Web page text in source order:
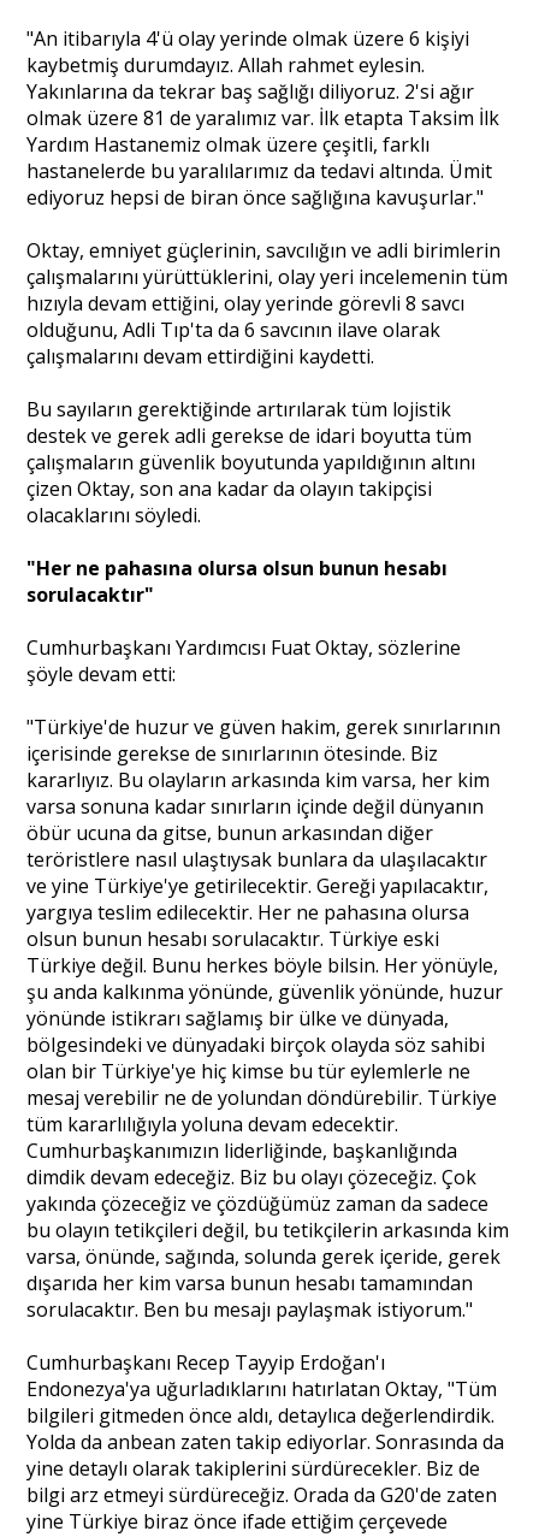
"An itibarıyla 4'ü olay yerinde olmak üzere 6 kişiyi
kaybetmiş durumdayız. Allah rahmet eylesin.
Yakınlarına da tekrar baş sağlığı diliyoruz. 2'si ağır
olmak üzere 81 de yaralımız var. İlk etapta Taksim İlk
Yardım Hastanemiz olmak üzere çeşitli, farklı
hastanelerde bu yaralılarımız da tedavi altında. Ümit
ediyoruz hepsi de biran önce sağlığına kavuşurlar."
Oktay, emniyet güçlerinin, savcılığın ve adli birimlerin
çalışmalarını yürüttüklerini, olay yeri incelemenin tüm
hızıyla devam ettiğini, olay yerinde görevli 8 savcı
olduğunu, Adli Tıp'ta da 6 savcının ilave olarak
çalışmalarını devam ettirdiğini kaydetti.
Bu sayıların gerektiğinde artırılarak tüm lojistik
destek ve gerek adli gerekse de idari boyutta tüm
çalışmaların güvenlik boyutunda yapıldığının altını
çizen Oktay, son ana kadar da olayın takipçisi
olacaklarını söyledi.
"Her ne pahasına olursa olsun bunun hesabı
sorulacaktır"
Cumhurbaşkanı Yardımcısı Fuat Oktay, sözlerine
şöyle devam etti:
"Türkiye'de huzur ve güven hakim, gerek sınırlarının
içerisinde gerekse de sınırlarının ötesinde. Biz
kararlıyız. Bu olayların arkasında kim varsa, her kim
varsa sonuna kadar sınırların içinde değil dünyanın
öbür ucuna da gitse, bunun arkasından diğer
teröristlere nasıl ulaştıysak bunlara da ulaşılacaktır
ve yine Türkiye'ye getirilecektir. Gereği yapılacaktır,
yargıya teslim edilecektir. Her ne pahasına olursa
olsun bunun hesabı sorulacaktır. Türkiye eski
Türkiye değil. Bunu herkes böyle bilsin. Her yönüyle,
şu anda kalkınma yönünde, güvenlik yönünde, huzur
yönünde istikrarı sağlamış bir ülke ve dünyada,
bölgesindeki ve dünyadaki birçok olayda söz sahibi
olan bir Türkiye'ye hiç kimse bu tür eylemlerle ne
mesaj verebilir ne de yolundan döndürebilir. Türkiye
tüm kararlılığıyla yoluna devam edecektir.
Cumhurbaşkanımızın liderliğinde, başkanlığında
dimdik devam edeceğiz. Biz bu olayı çözeceğiz. Çok
yakında çözeceğiz ve çözdüğümüz zaman da sadece
bu olayın tetikçileri değil, bu tetikçilerin arkasında kim
varsa, önünde, sağında, solunda gerek içeride, gerek
dışarıda her kim varsa bunun hesabı tamamından
sorulacaktır. Ben bu mesajı paylaşmak istiyorum."
Cumhurbaşkanı Recep Tayyip Erdoğan'ı
Endonezya'ya uğurladıklarını hatırlatan Oktay, "Tüm
bilgileri gitmeden önce aldı, detaylıca değerlendirdik.
Yolda da anbean zaten takip ediyorlar. Sonrasında da
yine detaylı olarak takiplerini sürdürecekler. Biz de
bilgi arz etmeyi sürdüreceğiz. Orada da G20'de zaten
yine Türkiye biraz önce ifade ettiğim çerçevede